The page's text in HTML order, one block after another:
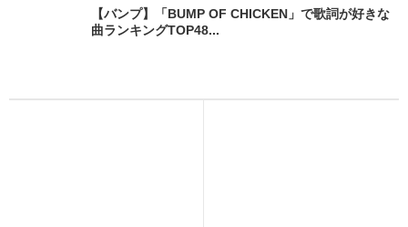
【バンプ】「BUMP OF CHICKEN」で歌詞が好きな
曲ランキングTOP48...